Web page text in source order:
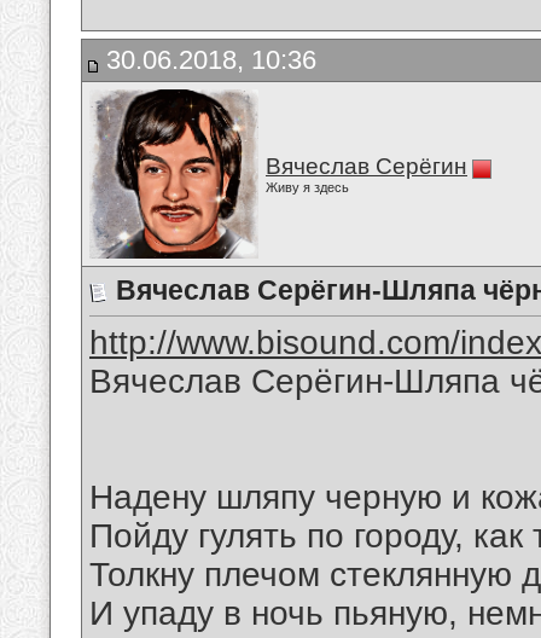
30.06.2018, 10:36
Вячеслав Серёгин
Живу я здесь
Вячеслав Серёгин-Шляпа
http://www.bisound.com/
Вячеслав Серёгин-Шляпа
Надену шляпу черную и
Пойду гулять по городу, как
Толкну плечом стеклянную
И упаду в ночь пьяную,